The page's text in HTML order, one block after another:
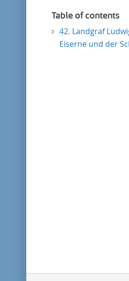
Table of contents
42. Landgraf
Eiserne und der